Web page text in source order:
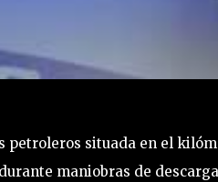
situada en el
maniobras de